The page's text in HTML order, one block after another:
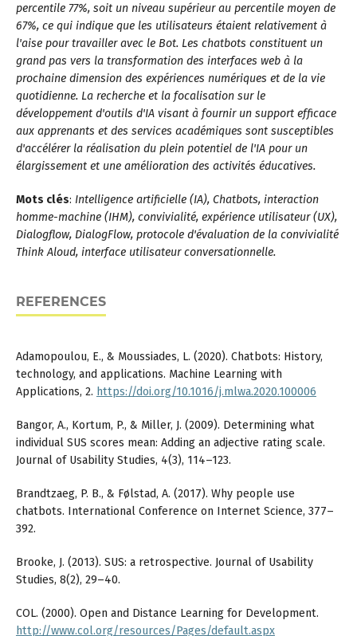
percentile 77%, soit un niveau supérieur au percentile moyen de
67%, ce qui indique que les utilisateurs étaient relativement à
l'aise pour travailler avec le Bot. Les chatbots constituent un
grand pas vers la transformation des interfaces web à la
prochaine dimension des expériences numériques et de la vie
quotidienne. La recherche et la focalisation sur le
développement d'outils d'IA visant à fournir un support efficace
aux apprenants et des services académiques sont susceptibles
d'accélérer la réalisation du plein potentiel de l'IA pour un
élargissement et une amélioration des activités éducatives.
Mots clés: Intelligence artificielle (IA), Chatbots, interaction
homme-machine (IHM), convivialité, expérience utilisateur (UX),
Dialogflow, DialogFlow, protocole d'évaluation de la convivialité
Think Aloud, interface utilisateur conversationnelle.
REFERENCES
Adamopoulou, E., & Moussiades, L. (2020). Chatbots: History,
technology, and applications. Machine Learning with
Applications, 2. https://doi.org/10.1016/j.mlwa.2020.100006
Bangor, A., Kortum, P., & Miller, J. (2009). Determining what
individual SUS scores mean: Adding an adjective rating scale.
Journal of Usability Studies, 4(3), 114–123.
Brandtzaeg, P. B., & Følstad, A. (2017). Why people use
chatbots. International Conference on Internet Science, 377–
392.
Brooke, J. (2013). SUS: a retrospective. Journal of Usability
Studies, 8(2), 29–40.
COL. (2000). Open and Distance Learning for Development.
http://www.col.org/resources/Pages/default.aspx